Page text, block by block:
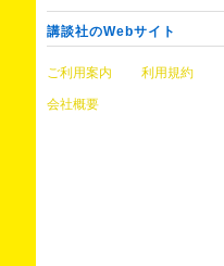
講談社のWebサイト
ご利用案内 利用規約
会社概要